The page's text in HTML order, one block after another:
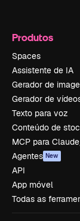
Produtos
Spaces
Assistente de IA
Gerador de
Gerador de
Texto para voz
Conteúdo de
MCP para
Agentes New
API
App móvel
Todas as